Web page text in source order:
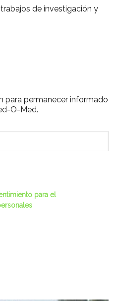
de investigación y
para permanecer informado
O-Med.
para el